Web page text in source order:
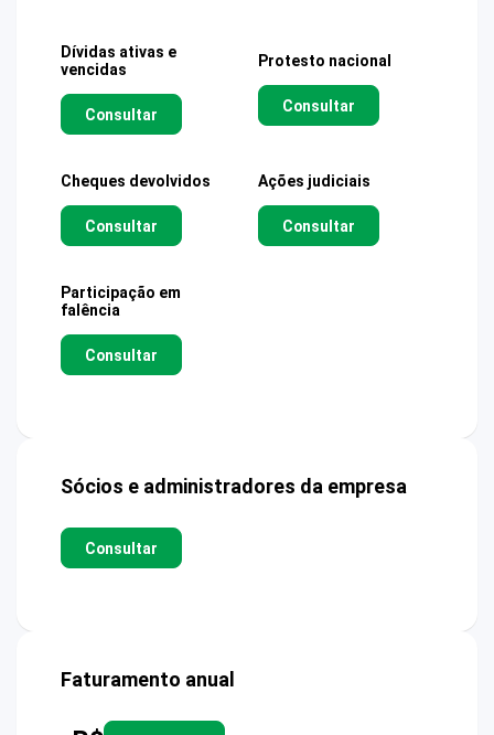
Dívidas ativas e
vencidas
Consultar
Protesto nacional
Consultar
Cheques devolvidos
Consultar
Ações judiciais
Consultar
Participação em
falência
Consultar
Sócios e administradores da empresa
Consultar
Faturamento anual